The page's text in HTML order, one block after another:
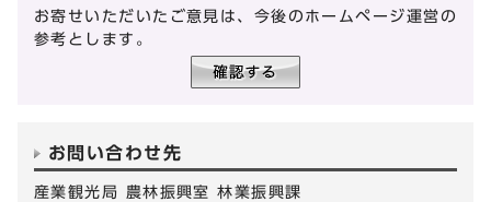
お寄せいただいたご意見は、今後のホームページ運営の
参考とします。
お問い合わせ先
産業観光局 農林振興室 林業振興課